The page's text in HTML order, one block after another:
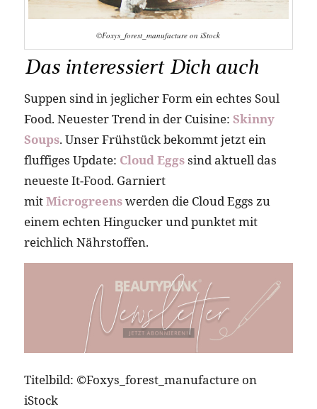
©Foxys_forest_manufacture on iStock
Das interessiert Dich auch
Suppen sind in jeglicher Form ein echtes Soul
Food. Neuester Trend in der Cuisine: Skinny
Soups. Unser Frühstück bekommt jetzt ein
fluffiges Update: Cloud Eggssind aktuell das
neueste It-Food. Garniert
mitMicrogreenswerden die Cloud Eggs zu
einem echten Hingucker und punktet mit
reichlich Nährstoffen.
Titelbild: ©Foxys_forest_manufacture on
iStock